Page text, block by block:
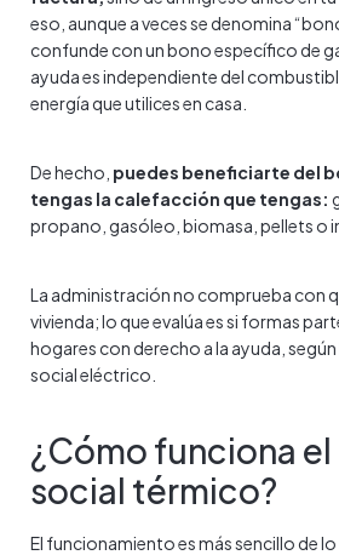
eso, aunque a veces se denomina
confunde con un bono específico de
ayuda es independiente del
energía que utilices en casa.
De hecho, puedes beneficiarte del
tengas la calefacción que tengas:
propano, gasóleo, biomasa, pellets o
La administración no comprueba con
vivienda; lo que evalúa es si formas
hogares con derecho a la ayuda,
social eléctrico.
¿Cómo funciona
social térmico?
El funcionamiento es más sencillo de